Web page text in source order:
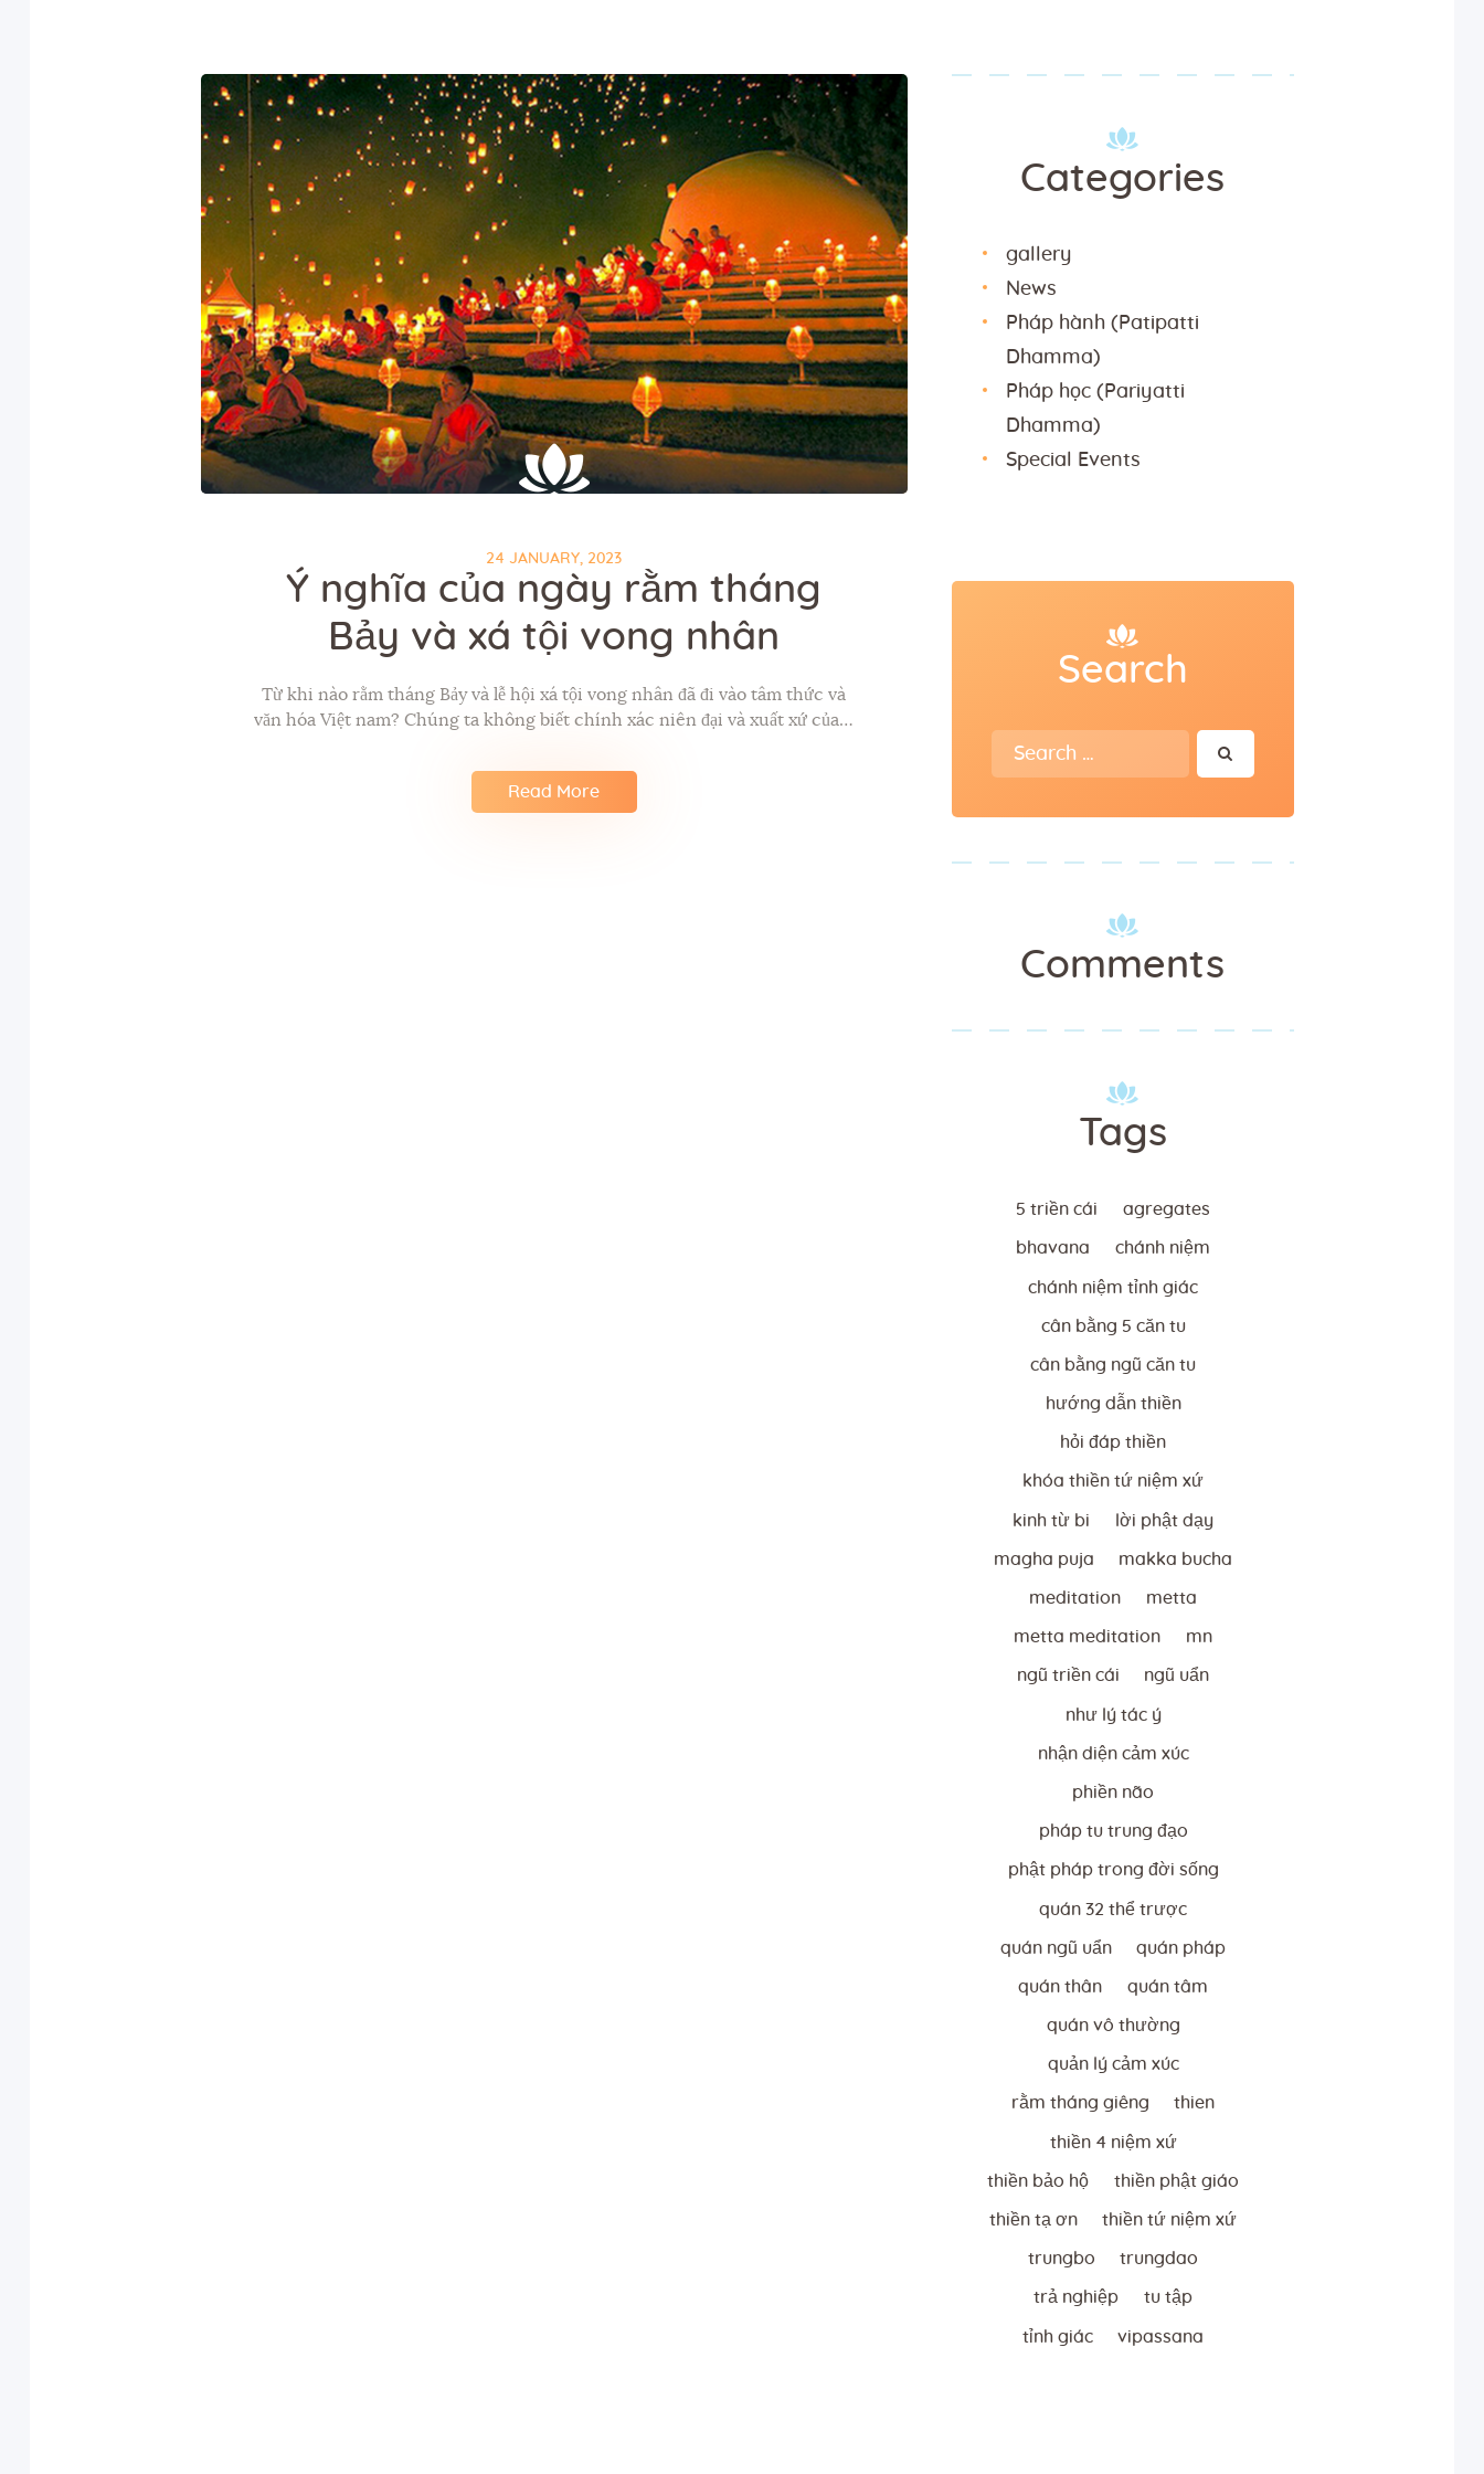
24 JANUARY, 2023
Ý nghĩa của ngày rằm tháng
Bảy và xá tội vong nhân
Từ khi nào rằm tháng Bảy và lễ hội xá tội vong nhân đã đi vào tâm thức và
văn hóa Việt nam? Chúng ta không biết chính xác niên đại và xuất xứ của…
Read More
Categories
gallery
News
Pháp hành (Patipatti
Dhamma)
Pháp học (Pariyatti
Dhamma)
Special Events
Search
Search
for:
Comments
Tags
5 triền cái agregates
bhavana chánh niệm
chánh niệm tỉnh giác
cân bằng 5 căn tu
cân bằng ngũ căn tu
hướng dẫn thiền
hỏi đáp thiền
khóa thiền tứ niệm xứ
kinh từ bi lời phật dạy
magha puja makka bucha
meditation metta
metta meditation mn
ngũ triền cái ngũ uẩn
như lý tác ý
nhận diện cảm xúc
phiền não
pháp tu trung đạo
phật pháp trong đời sống
quán 32 thể trược
quán ngũ uẩn quán pháp
quán thân quán tâm
quán vô thường
quản lý cảm xúc
rằm tháng giêng thien
thiền 4 niệm xứ
thiền bảo hộ thiền phật giáo
thiền tạ ơn thiền tứ niệm xứ
trungbo trungdao
trả nghiệp tu tập
tỉnh giác vipassana